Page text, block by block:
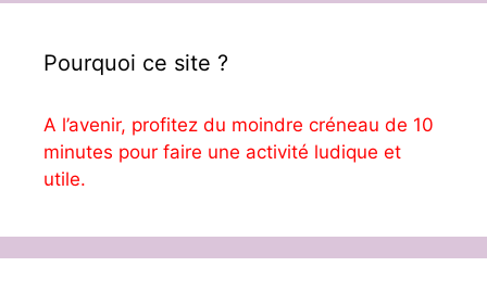
Pourquoi ce site ?
A l’avenir, profitez du moindre créneau de 10
minutes pour faire une activité ludique et
utile.